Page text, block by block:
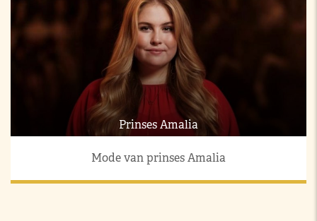
Prinses Amalia
Mode van prinses Amalia